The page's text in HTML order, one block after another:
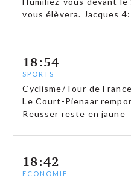
vous élèvera. Jacques
18:54
SPORTS
Cyclisme/Tour de
Le Court-Pienaar
Reusser reste en jaune
18:42
ECONOMIE